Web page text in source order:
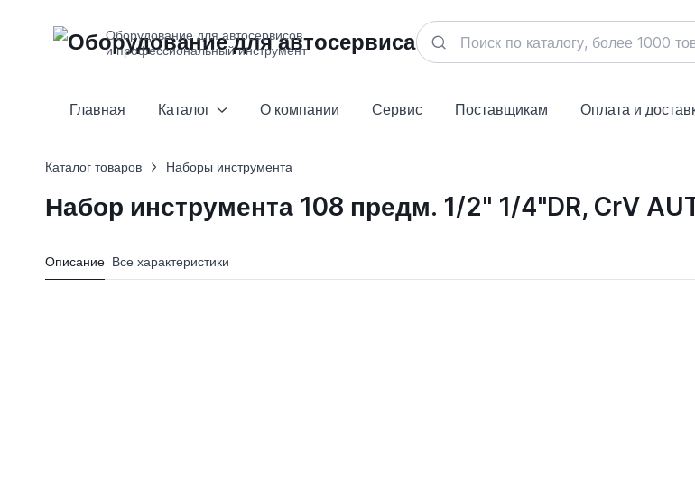
Оборудование для автосервисов
и профессиональный инструмент
Главная Каталог О компании Сервис Поставщикам Оплата и
Каталог товаров Наборы инструмента
Набор инструмента 108 предм. 1/2" 1/4"DR, CrV
Описание Все характеристики